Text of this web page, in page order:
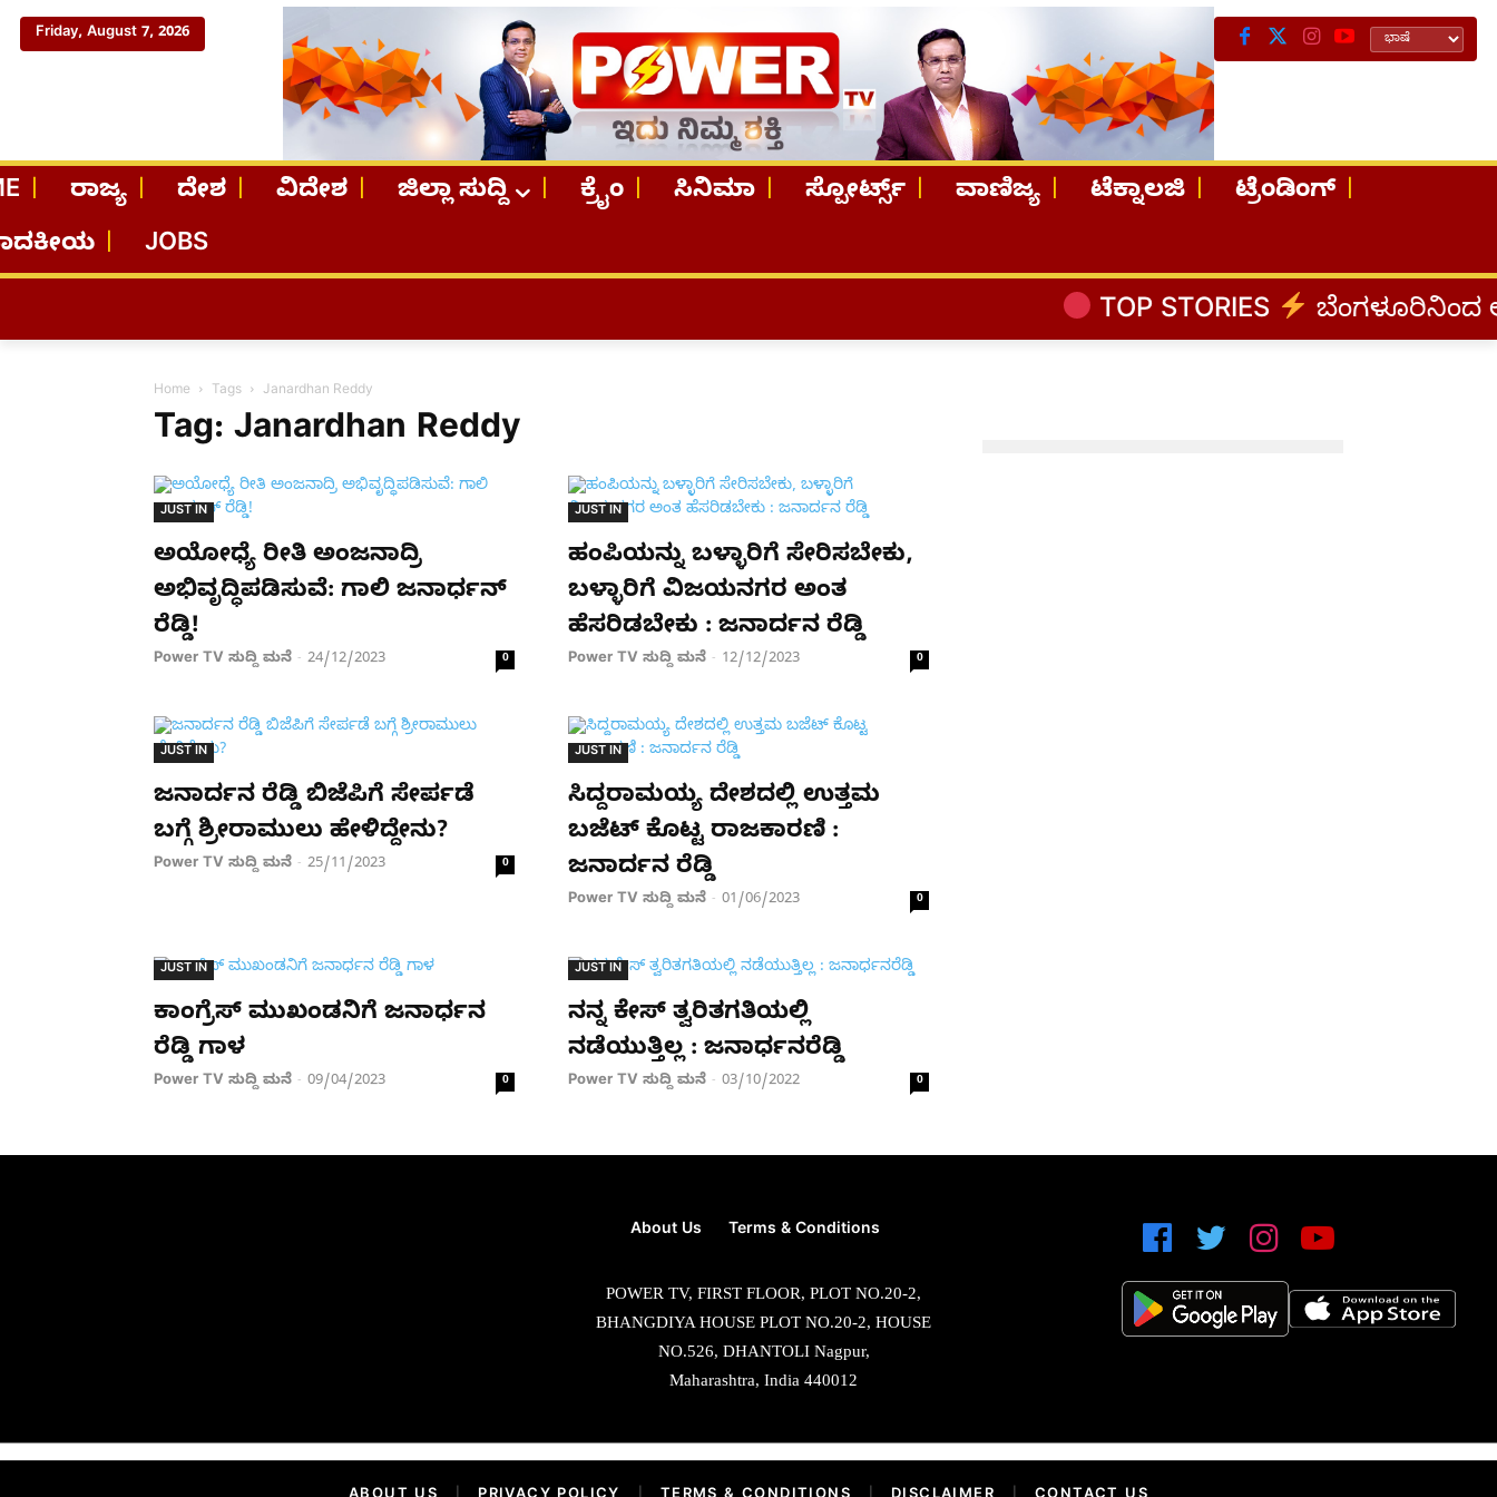
Friday, August 7, 2026
ರಾಜ್ಯ ದೇಶ ವಿದೇಶ ಜಿಲ್ಲಾ ಸುದ್ದಿ ಕ್ರೈಂ ಸಿನಿಮಾ ಸ್ಪೋರ್ಟ್ಸ್ ವಾಣಿಜ್ಯ ಟೆಕ್ನಾಲಜಿ
ಟ್ರೆಂಡಿಂಗ್
JOBS
TOP STORIES ಬೆಂಗಳೂರಿನಿಂದ
Home Tags Janardhan Reddy
Tag: Janardhan Reddy
JUST IN
ಅಯೋಧ್ಯೆ ರೀತಿ ಅಂಜನಾದ್ರಿ
ಅಭಿವೃದ್ಧಿಪಡಿಸುವೆ: ಗಾಲಿ ಜನಾರ್ಧನ್​
ರೆಡ್ಡಿ!
Power TV ಸುದ್ದಿ ಮನೆ - 24/12/2023 0
JUST IN
ಹಂಪಿಯನ್ನು ಬಳ್ಳಾರಿಗೆ ಸೇರಿಸಬೇಕು,
ಬಳ್ಳಾರಿಗೆ ವಿಜಯನಗರ ಅಂತ
ಹೆಸರಿಡಬೇಕು : ಜನಾರ್ದನ ರೆಡ್ಡಿ
Power TV ಸುದ್ದಿ ಮನೆ - 12/12/2023 0
JUST IN
ಜನಾರ್ದನ ರೆಡ್ಡಿ ಬಿಜೆಪಿಗೆ ಸೇರ್ಪಡೆ
ಬಗ್ಗೆ ಶ್ರೀರಾಮುಲು ಹೇಳಿದ್ದೇನು?
Power TV ಸುದ್ದಿ ಮನೆ - 25/11/2023 0
JUST IN
ಸಿದ್ದರಾಮಯ್ಯ ದೇಶದಲ್ಲಿ ಉತ್ತಮ
ಬಜೆಟ್ ಕೊಟ್ಟ ರಾಜಕಾರಣಿ :
ಜನಾರ್ದನ ರೆಡ್ಡಿ
Power TV ಸುದ್ದಿ ಮನೆ - 01/06/2023 0
JUST IN
ಕಾಂಗ್ರೆಸ್ ಮುಖಂಡನಿಗೆ ಜನಾರ್ಧನ
ರೆಡ್ಡಿ ಗಾಳ
Power TV ಸುದ್ದಿ ಮನೆ - 09/04/2023 0
JUST IN
ನನ್ನ ಕೇಸ್​​​ ತ್ವರಿತಗತಿಯಲ್ಲಿ
ನಡೆಯುತ್ತಿಲ್ಲ : ಜನಾರ್ಧನರೆಡ್ಡಿ
Power TV ಸುದ್ದಿ ಮನೆ - 03/10/2022 0
About Us Terms & Conditions
POWER TV, FIRST FLOOR, PLOT NO.20-2,
BHANGDIYA HOUSE PLOT NO.20-2, HOUSE
NO.526, DHANTOLI Nagpur,
Maharashtra, India 440012